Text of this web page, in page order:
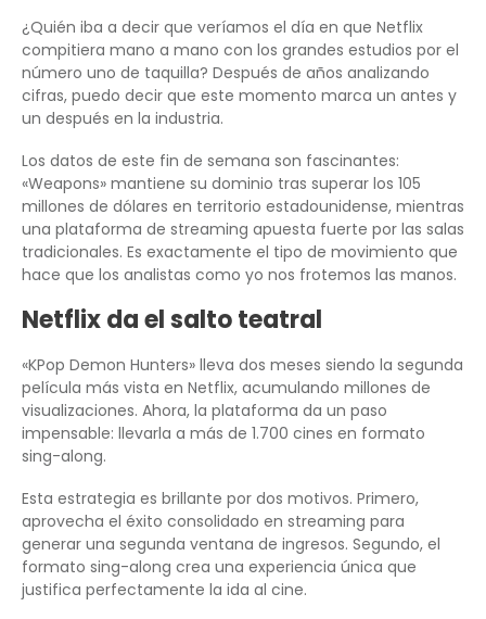
¿Quién iba a decir que veríamos el día en que Netflix
compitiera mano a mano con los grandes estudios por el
número uno de taquilla? Después de años analizando
cifras, puedo decir que este momento marca un antes y
un después en la industria.
Los datos de este fin de semana son fascinantes:
«Weapons» mantiene su dominio tras superar los 105
millones de dólares en territorio estadounidense, mientras
una plataforma de streaming apuesta fuerte por las salas
tradicionales. Es exactamente el tipo de movimiento que
hace que los analistas como yo nos frotemos las manos.
Netflix da el salto teatral
«KPop Demon Hunters» lleva dos meses siendo la segunda
película más vista en Netflix, acumulando millones de
visualizaciones. Ahora, la plataforma da un paso
impensable: llevarla a más de 1.700 cines en formato
sing-along.
Esta estrategia es brillante por dos motivos. Primero,
aprovecha el éxito consolidado en streaming para
generar una segunda ventana de ingresos. Segundo, el
formato sing-along crea una experiencia única que
justifica perfectamente la ida al cine.